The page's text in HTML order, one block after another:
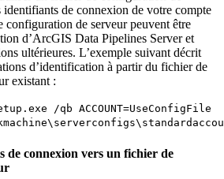
de connexion de votre compte
de serveur peuvent être
d’ArcGIS Data Pipelines Server et
ultérieures. L’exemple suivant décrit
d’identification à partir du fichier de
existant :
/qb ACCOUNT=UseConfigFile
de connexion vers un fichier de